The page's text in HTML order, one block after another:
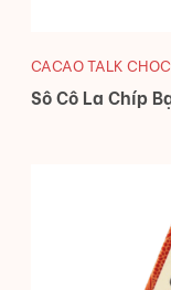
CACAO TALK
Sô Cô La Chíp